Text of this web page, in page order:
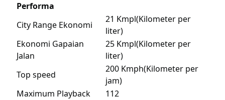
Performa
City Range Ekonomi
21 Kmpl(Kilometer per
liter)
Ekonomi Gapaian
Jalan
25 Kmpl(Kilometer per
liter)
Top speed
200 Kmph(Kilometer per
jam)
Maximum Playback
112